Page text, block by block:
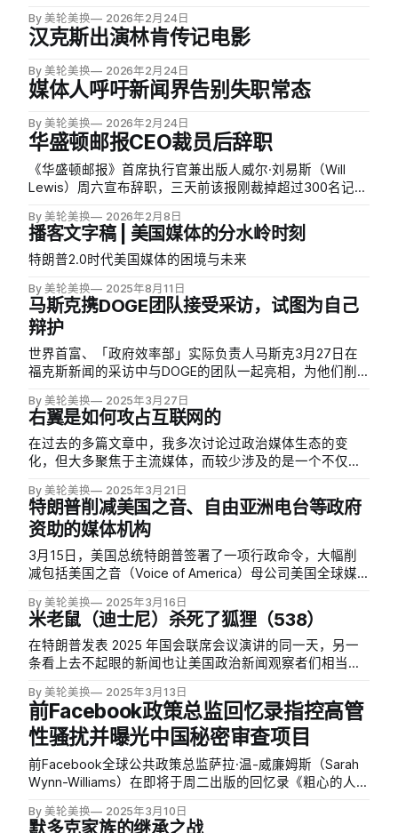
By 美轮美换 2026年2月24日
汉克斯出演林肯传记电影
By 美轮美换 2026年2月24日
媒体人呼吁新闻界告别失职常态
By 美轮美换 2026年2月24日
华盛顿邮报CEO裁员后辞职
《华盛顿邮报》首席执行官兼出版人威尔·刘易斯（Will
Lewis）周六宣布辞职，三天前该报刚裁掉超过300名记
保邮报的可持续未来」，仅感谢了所有者贝佐斯，未提及
新闻团队。
By 美轮美换 2026年2月8日
播客文字稿 | 美国媒体的分水岭时刻
特朗普2.0时代美国媒体的困境与未来
By 美轮美换 2025年8月11日
马斯克携DOGE团队接受采访，试图为自己
辩护
世界首富、「政府效率部」实际负责人马斯克3月27日在
福克斯新闻的采访中与DOGE的团队一起亮相，为他们削
马斯克表示，他的团队正致力于每天削减40亿美元开支，
目标是减少1万亿美元的赤字，并称「在政府环境中，我们
正以闪电般的速度前进…
By 美轮美换 2025年3月27日
右翼是如何攻占互联网的
在过去的多篇文章中，我多次讨论过政治媒体生态的变
化，但大多聚焦于主流媒体，而较少涉及的是一个不仅中
察到的网络媒体生态——这里指的网络媒体，不是福克斯
新闻的网站，也不是 Breitbart、Daily Wire 这样的所谓
「新媒体…
By 美轮美换 2025年3月21日
特朗普削减美国之音、自由亚洲电台等政府
资助的媒体机构
3月15日，美国总统特朗普签署了一项行政命令，大幅削
减包括美国之音（Voice of America）母公司美国全球媒
机构「将其功能减少到法律要求的最低限度」，导致美国
之音及其他由美国政府资助的国际媒体机构遭受严重打
击，引发…
By 美轮美换 2025年3月16日
米老鼠（迪士尼）杀死了狐狸（538）
在特朗普发表 2025 年国会联席会议演讲的同一天，另一
条看上去不起眼的新闻也让美国政治新闻观察者们相当震
团和迪士尼娱乐网络两个部门进行 6% 的裁员，在这条新
闻中只包含了简短的一句话：「ABC 还将关闭政治和数据
驱动的新…
By 美轮美换 2025年3月13日
前Facebook政策总监回忆录指控高管
性骚扰并曝光中国秘密审查项目
前Facebook全球公共政策总监萨拉·温-威廉姆斯（Sarah
Wynn-Williams）在即将于周二出版的回忆录《粗心的人
括高管性骚扰、Facebook与中国关系的内幕以及公司对人
By 美轮美换 2025年3月10日